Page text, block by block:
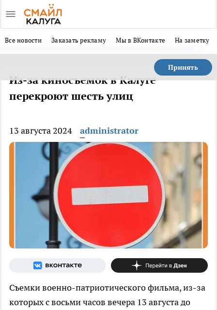
Все новости Заказать рекламу Мы в ВКонтакте На заметку
Принять
Из-за киносъемок в Калуге
перекроют шесть улиц
13 августа 2024 administrator
Съемки военно-патриотического фильма, из-за
которых с восьми часов вечера 13 августа до